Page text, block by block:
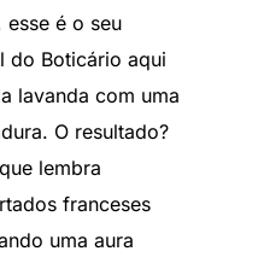
é o seu
do Boticário aqui
lavanda com uma
O resultado?
lembra
franceses
uma aura